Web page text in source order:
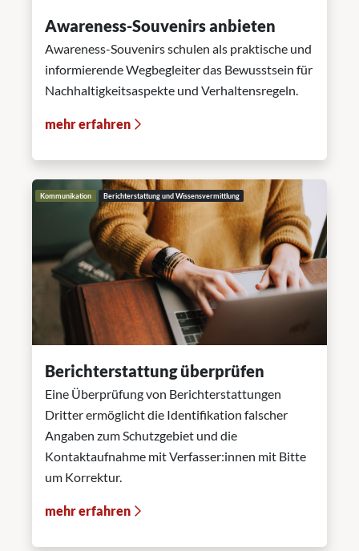
Awareness-Souvenirs anbieten
Awareness-Souvenirs schulen als praktische und
informierende Wegbegleiter das Bewusstsein für
Nachhaltigkeitsaspekte und Verhaltensregeln.
mehr erfahren
Kommunikation Berichterstattung und Wissensvermittlung
Berichterstattung überprüfen
Eine Überprüfung von Berichterstattungen
Dritter ermöglicht die Identifikation falscher
Angaben zum Schutzgebiet und die
Kontaktaufnahme mit Verfasser:innen mit Bitte
um Korrektur.
mehr erfahren